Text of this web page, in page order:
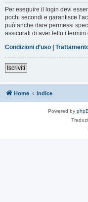
Per eseguire il login devi
pochi secondi e garantisce
può anche dare permessi
assicurati di aver letto i termini
Condizioni d’uso |
Iscriviti
Home Indice
Powered by